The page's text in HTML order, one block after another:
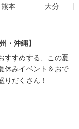
熊本
大分
・沖縄】
すすめする、この夏
休みイベント＆おで
りだくさん！